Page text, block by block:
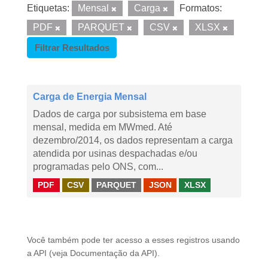
Etiquetas: Mensal Carga
Formatos:
PDF
PARQUET CSV
XLSX
Filtrar Resultados
Carga de Energia Mensal
Dados de carga por subsistema em base
mensal, medida em MWmed. Até
dezembro/2014, os dados representam a carga
atendida por usinas despachadas e/ou
programadas pelo ONS, com...
PDF CSV PARQUET JSON XLSX
Você também pode ter acesso a esses registros usando
a API (veja Documentação da API ).